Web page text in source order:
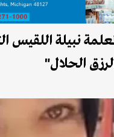
نبيلة
الحلال"